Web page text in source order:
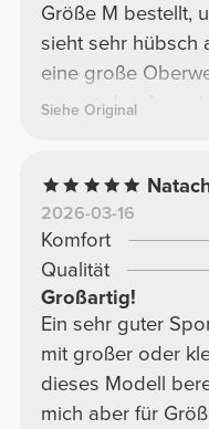
Größe M bestellt,
sieht sehr hübsch
eine große
wegen des
lockerer
Oberweite sehr
aus!
Siehe Original
2026-03-16
Komfort
Qualität
Großartig!
Ein sehr guter
mit großer oder
dieses Modell
mich aber für